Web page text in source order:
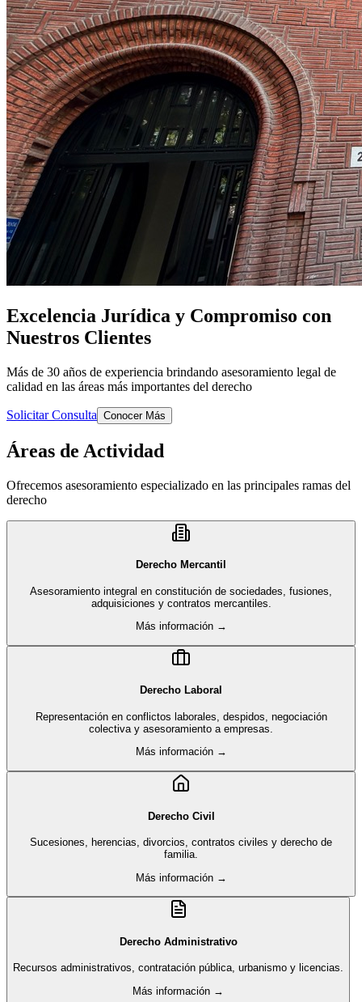
Excelencia Jurídica y Compromiso con
Nuestros Clientes
Más de 30 años de experiencia brindando asesoramiento legal de
calidad en las áreas más importantes del derecho
Solicitar Consulta Conocer Más
Áreas de Actividad
Ofrecemos asesoramiento especializado en las principales ramas del
derecho
Derecho Mercantil
Asesoramiento integral en constitución de sociedades, fusiones,
adquisiciones y contratos mercantiles.
Más información →
Derecho Laboral
Representación en conflictos laborales, despidos, negociación
colectiva y asesoramiento a empresas.
Más información →
Derecho Civil
Sucesiones, herencias, divorcios, contratos civiles y derecho de
familia.
Más información →
Derecho Administrativo
Recursos administrativos, contratación pública, urbanismo y licencias.
Más información →